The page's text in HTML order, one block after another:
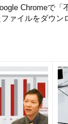
Chromeで「
ファイルをダウン